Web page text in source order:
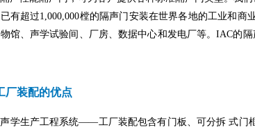
过1,000,000樘的隔声门安装在世界各地的工业和商
馆、声学试验间、厂房、数据中心和发电厂等。IAC的
厂装配的优点
学生产工程系统——工厂装配包含有门板、可分拆 式门